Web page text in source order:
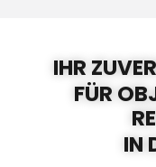
IHR
FÜR
IN